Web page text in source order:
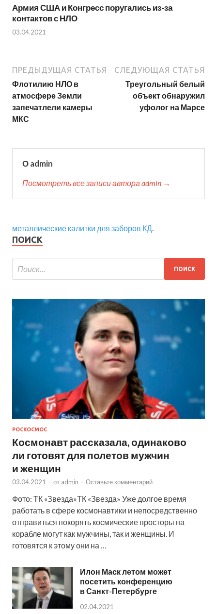
Армия США и Конгресс поругались из-за
контактов с НЛО
03.04.2021
ПРЕДЫДУЩАЯ СТАТЬЯ
Флотилию НЛО в
атмосфере Земли
запечатлели камеры
МКС
СЛЕДУЮЩАЯ СТАТЬЯ
Треугольный белый
объект обнаружил
уфолог на Марсе
О admin
Посмотреть все записи автора admin →
металлические калитки для заборов КД.
ПОИСК
РОСКОСМОС
Космонавт рассказала, одинаково
ли готовят для полетов мужчин
и женщин
03.04.2021 - от admin - Оставьте комментарий
Фото: ТК «Звезда»ТК «Звезда» Уже долгое время
работать в сфере космонавтики и непосредственно
отправиться покорять космические просторы на
корабле могут как мужчины, так и женщины. И
готовятся к этому они на …
Илон Маск летом может
посетить конференцию
в Санкт-Петербурге
02.04.2021